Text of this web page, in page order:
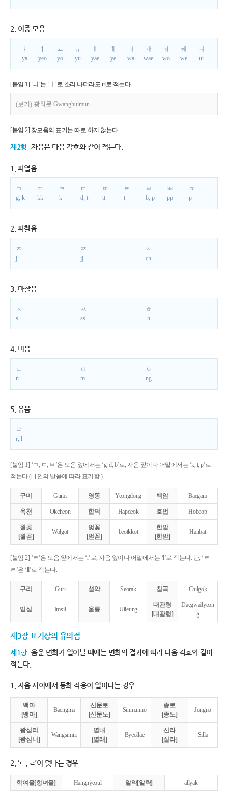
2. 이중 모음
ㅑ
ya
ㅕ
yeo
ㅛ
yo
ㅠ
yu
ㅒ
yae
ㅖ
ye
ㅘ
wa
ㅙ
wae
ㅝ
wo
ㅞ
we
ㅢ
ui
[붙임 1] ‘ㅢ’는 ‘ㅣ’로 소리 나더라도 ui로 적는다.
(보기) 광희문 Gwanghuimun
[붙임 2] 장모음의 표기는 따로 하지 않는다.
제2항 자음은 다음 각호와 같이 적는다.
1. 파열음
ㄱ
g, k
ㄲ
kk
ㅋ
k
ㄷ
d, t
ㄸ
tt
ㅌ
t
ㅂ
b, p
ㅃ
pp
ㅍ
p
2. 파찰음
ㅈ
j
ㅉ
jj
ㅊ
ch
3. 마찰음
ㅅ
s
ㅆ
ss
ㅎ
h
4. 비음
ㄴ
n
ㅁ
m
ㅇ
ng
5. 유음
ㄹ
r, l
[붙임 1] ‘ㄱ, ㄷ, ㅂ’은 모음 앞에서는 ‘g, d, b’로, 자음 앞이나 어말에서는 ‘k, t, p’로
적는다.([ ] 안의 발음에 따라 표기함.)
구미 Gumi 영동 Yeongdong 백암 Baegam
옥천 Okcheon 합덕 Hapdeok 호법 Hobeop
월곶
[월곧]
Wolgot
벚꽃
[벋꼳]
beotkkot
한밭
[한받]
Hanbat
[붙임 2] ‘ㄹ’은 모음 앞에서는 ‘r’로, 자음 앞이나 어말에서는 ‘l’로 적는다. 단, ‘ㄹ
ㄹ’은 ‘ll’로 적는다.
구리 Guri 설악 Seorak 칠곡 Chilgok
임실 Imsil 울릉 Ulleung
대관령
[대괄령]
Daegwallyeon
g
제3장 표기상의 유의점
제1항 음운 변화가 일어날 때에는 변화의 결과에 따라 다음 각호와 같이
적는다.
1. 자음 사이에서 동화 작용이 일어나는 경우
백마
[뱅마]
Baengma
신문로
[신문노]
Sinmunno
종로
[종노]
Jongno
왕십리
[왕심니]
Wangsimni
별내
[별래]
Byeollae
신라
[실라]
Silla
2. ‘ㄴ, ㄹ’이 덧나는 경우
학여울[항녀울] Hangnyeoul 알약[알략] allyak